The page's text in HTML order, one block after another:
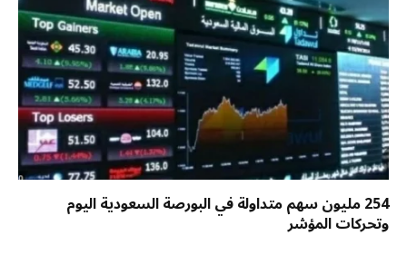
254 مليون سهم متداولة في البورصة السعودية اليوم
وتحركات المؤشر